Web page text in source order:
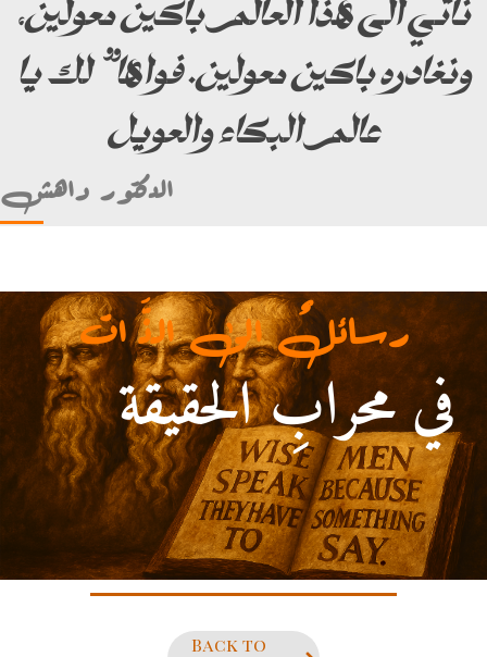
نأتي الى هذا العالم باكين معولين،
ونغادره باكين معولين. فواها” لك يا
عالم البكاء والعويل
الدكتور داهش
في محرابِ الحقيقة
علي بن أبي طالب)
رسائلٌ الى الذَّ ات
Back to